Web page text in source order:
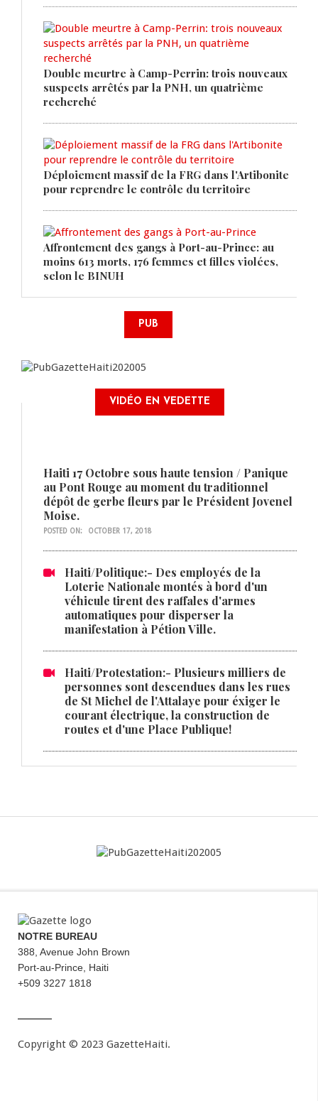
Double meurtre à Camp-Perrin: trois nouveaux
suspects arrêtés par la PNH, un quatrième
recherché
Déploiement massif de la FRG dans l'Artibonite
pour reprendre le contrôle du territoire
Affrontement des gangs à Port-au-Prince: au
moins 613 morts, 176 femmes et filles violées,
selon le BINUH
PUB
VIDÉO EN VEDETTE
Haiti 17 Octobre sous haute tension / Panique
au Pont Rouge au moment du traditionnel
dépôt de gerbe fleurs par le Président Jovenel
Moise.
POSTED ON: OCTOBER 17, 2018
Haiti/Politique:- Des employés de la
Loterie Nationale montés à bord d'un
véhicule tirent des raffales d'armes
automatiques pour disperser la
manifestation à Pétion Ville.
Haiti/Protestation:- Plusieurs milliers de
personnes sont descendues dans les rues
de St Michel de l'Attalaye pour éxiger le
courant électrique, la construction de
routes et d'une Place Publique!
NOTRE BUREAU
388, Avenue John Brown
Port-au-Prince, Haiti
+509 3227 1818
Copyright © 2023 GazetteHaiti.